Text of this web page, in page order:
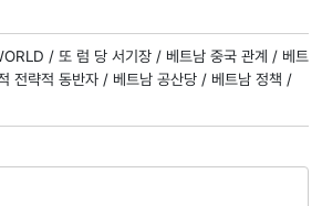
/ 또 럼 당 서기장 / 베트남 중국 관계 / 베트
전략적 동반자 / 베트남 공산당 / 베트남 정책 /